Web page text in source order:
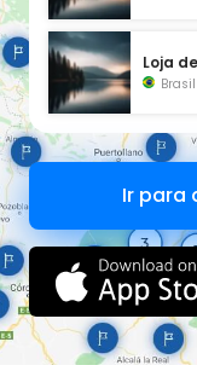
Loja
Brasil
Ir para